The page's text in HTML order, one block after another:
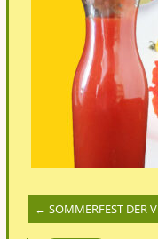
← SOMMERFEST DER